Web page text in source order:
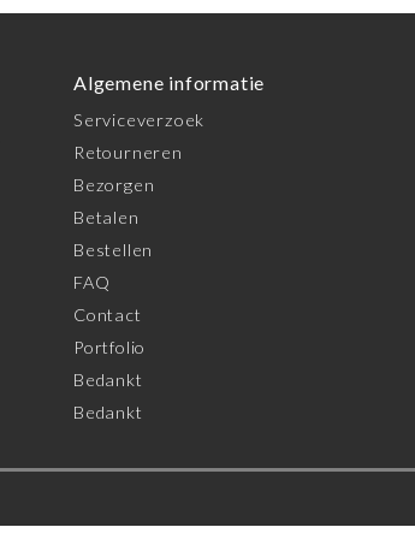
Algemene informatie
Serviceverzoek
Retourneren
Bezorgen
Betalen
Bestellen
FAQ
Contact
Portfolio
Bedankt
Bedankt